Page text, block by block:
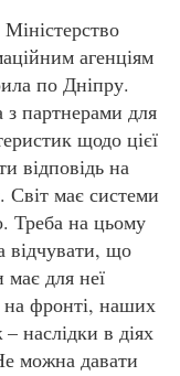
агенціям
по Дніпру.
з партнерами для
щодо цієї
відповідь на
Світ має системи
Треба на цьому
відчувати, що
для неї
на фронті, наших
наслідки в діях
можна давати